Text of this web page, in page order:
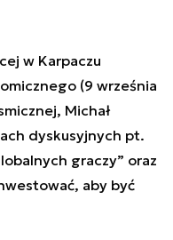
w Karpaczu
(9 września
Michał
dyskusyjnych pt.
graczy” oraz
aby być